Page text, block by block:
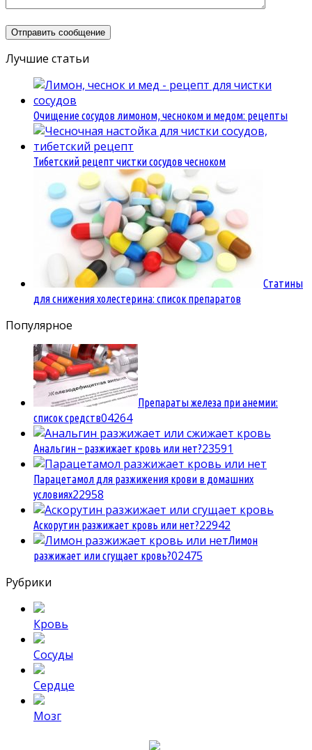
Лучшие статьи
Очищение сосудов лимоном, чесноком и медом: рецепты
Тибетский рецепт чистки сосудов чесноком
Статины
для снижения холестерина: список препаратов
Популярное
Препараты железа при анемии:
список средств04264
Анальгин – разжижает кровь или нет?23591
Парацетамол для разжижения крови в домашних
условиях22958
Аскорутин разжижает кровь или нет?22942
Лимон
разжижает или сгущает кровь?02475
Рубрики
Кровь
Сосуды
Сердце
Мозг